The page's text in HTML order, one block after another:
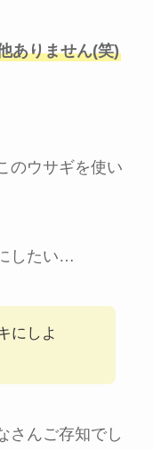
ありません(笑)
のウサギを使い
したい…
にしよ
さんご存知でし